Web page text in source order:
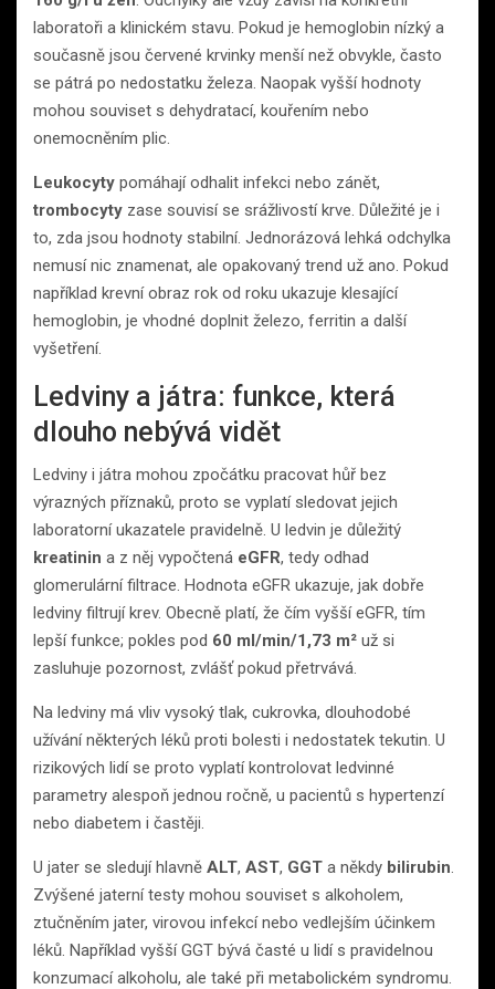
laboratoři a klinickém stavu. Pokud je hemoglobin nízký a
současně jsou červené krvinky menší než obvykle, často
se pátrá po nedostatku železa. Naopak vyšší hodnoty
mohou souviset s dehydratací, kouřením nebo
onemocněním plic.
Leukocyty pomáhají odhalit infekci nebo zánět,
trombocyty zase souvisí se srážlivostí krve. Důležité je i
to, zda jsou hodnoty stabilní. Jednorázová lehká odchylka
nemusí nic znamenat, ale opakovaný trend už ano. Pokud
například krevní obraz rok od roku ukazuje klesající
hemoglobin, je vhodné doplnit železo, ferritin a další
vyšetření.
Ledviny a játra: funkce, která
dlouho nebývá vidět
Ledviny i játra mohou zpočátku pracovat hůř bez
výrazných příznaků, proto se vyplatí sledovat jejich
laboratorní ukazatele pravidelně. U ledvin je důležitý
kreatinin a z něj vypočtená eGFR, tedy odhad
glomerulární filtrace. Hodnota eGFR ukazuje, jak dobře
ledviny filtrují krev. Obecně platí, že čím vyšší eGFR, tím
lepší funkce; pokles pod 60 ml/min/1,73 m² už si
zasluhuje pozornost, zvlášť pokud přetrvává.
Na ledviny má vliv vysoký tlak, cukrovka, dlouhodobé
užívání některých léků proti bolesti i nedostatek tekutin. U
rizikových lidí se proto vyplatí kontrolovat ledvinné
parametry alespoň jednou ročně, u pacientů s hypertenzí
nebo diabetem i častěji.
U jater se sledují hlavně ALT, AST, GGT a někdy bilirubin.
Zvýšené jaterní testy mohou souviset s alkoholem,
ztučněním jater, virovou infekcí nebo vedlejším účinkem
léků. Například vyšší GGT bývá časté u lidí s pravidelnou
konzumací alkoholu, ale také při metabolickém syndromu.